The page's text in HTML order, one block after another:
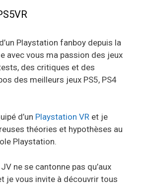
Playstation fanboy depuis la
avec vous ma passion des jeux
des critiques et des
des meilleurs jeux PS5, PS4
d’un Playstation VR et je
théories et hypothèses au
Playstation.
ne se cantonne pas qu’aux
je vous invite à découvrir tous